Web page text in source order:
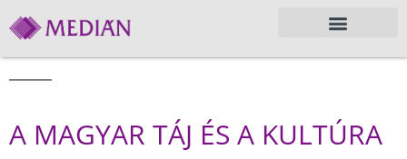
A MAGYAR TÁJ ÉS A KULTÚRA